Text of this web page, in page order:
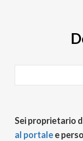
Sei proprietario
al portalee